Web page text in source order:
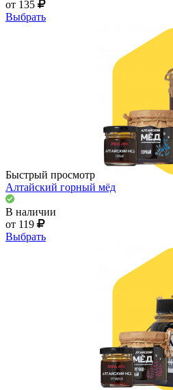
от 135
Выбрать
Быстрый просмотр
Алтайский горный мёд
В наличии
от 119
Выбрать